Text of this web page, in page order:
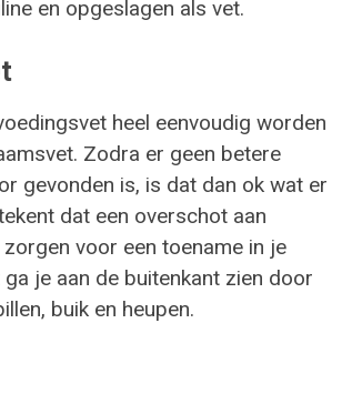
en opgeslagen als vet.
heel eenvoudig worden
Zodra er geen betere
gevonden is, is dat dan ok wat er
dat een overschot aan
voor een toename in je
je aan de buitenkant zien door
buik en heupen.